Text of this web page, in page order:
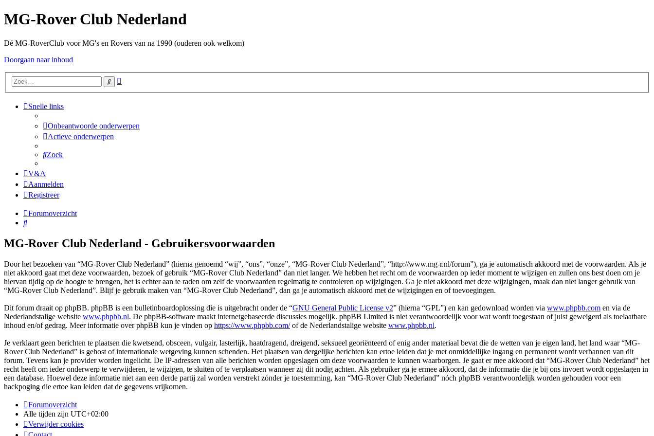
MG-Rover Club Nederland
Dé MG-RoverClub voor MG's en Rovers van na 1990 (ouderen ook welkom)
Doorgaan naar inhoud
Zoek
Snelle links
Onbeantwoorde onderwerpen
Actieve onderwerpen
Zoek
V&A
Aanmelden
Registreer
Forumoverzicht
Zoek
MG-Rover Club Nederland - Gebruikersvoorwaarden
Door het bezoeken van “MG-Rover Club Nederland” (hierna genoemd “wij”, “ons”, “onze”, “MG-Rover Club Nederland”, “http://www.mg-r.nl/forum”), ga je automatisch akkoord met de voorwaarden. Als je
niet akkoord gaat met deze voorwaarden, bezoek of gebruik “MG-Rover Club Nederland” dan niet langer. We hebben het recht om de voorwaarden op ieder moment te wijzigen en zullen ons best doen om je
hiervan tijdig op de hoogte te brengen, het is echter aan te raden om zelf de voorwaarden regelmatig te controleren op wijzigingen. Ga je niet akkoord met deze wijzigingen, maak dan niet langer gebruik van
“MG-Rover Club Nederland”. Blijf je gebruik maken van “MG-Rover Club Nederland”, dan ga je automatisch akkoord met de wijzigingen en of toevoegingen.
Dit forum draait op phpBB. phpBB is een bulletinboardoplossing die is uitgebracht onder de “GNU General Public License v2” (hierna “GPL”) en kan gedownload worden via www.phpbb.com en via de
Nederlandstalige website www.phpbb.nl. De phpBB-software maakt internetgebaseerde discussies mogelijk. phpBB Limited is niet verantwoordelijk voor wat wordt toegestaan of juist geweigerd als toelaatbare
inhoud en/of gedrag. Meer informatie over phpBB kun je vinden op https://www.phpbb.com/of de Nederlandstalige website www.phpbb.nl.
Je verklaart geen berichten te plaatsen die kwetsend, obsceen, vulgair, lasterlijk, haatdragend, dreigend, seksueel georiënteerd of enig ander materiaal bevat die de wetten van je eigen land, het land waar “MG-
Rover Club Nederland” is gehost of internationale wetgeving kunnen schenden. Het plaatsen van dergelijke berichten kan ertoe leiden dat je met onmiddellijke ingang en permanent wordt verbannen van dit
forum. Tevens kan je provider worden ingelicht. De IP-adressen van alle berichten worden opgeslagen om deze voorwaarden te kunnen waarborgen. Je gaat er mee akkoord dat “MG-Rover Club Nederland” het
recht heeft om ieder onderwerp te verwijderen, te wijzigen, te sluiten of te verplaatsen wanneer zij dit nodig achten. Als gebruiker ga je ermee akkoord, dat de informatie die je bij ons invoert wordt opgeslagen in
een database. Hoewel deze informatie niet aan een derde partij zal worden verstrekt zónder je toestemming, kan “MG-Rover Club Nederland” nóch phpBB verantwoordelijk worden gehouden voor een
hackpoging die ertoe kan leiden dat de gegevens vrijkomen.
Forumoverzicht
Alle tijden zijn UTC+02:00
Verwijder cookies